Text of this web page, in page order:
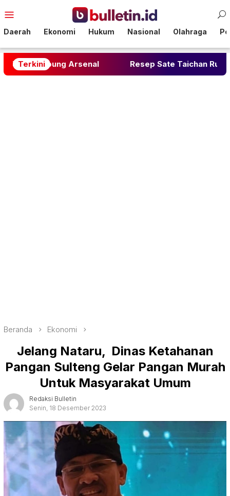
ke
Mobile
Daerah Ekonomi Hukum Nasional Olahraga
Terkini
Arsenal Resep Sate Taichan Rumahan:
Beranda Ekonomi
Jelang Nataru, Dinas Ketahanan
Pangan Sulteng Gelar Pangan Murah
Untuk Masyarakat Umum
Redaksi Bulletin
Senin, 18 Desember 2023